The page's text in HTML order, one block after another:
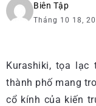
Biên Tập
Tháng 10 18,
Kurashiki, tọa lạc
thành phố mang
cổ kính của kiến